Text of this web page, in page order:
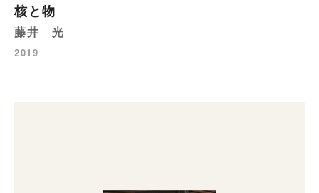
核と物
藤井 光
2019